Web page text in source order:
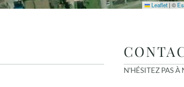
Leaflet | ©
N'HÉSITEZ PAS